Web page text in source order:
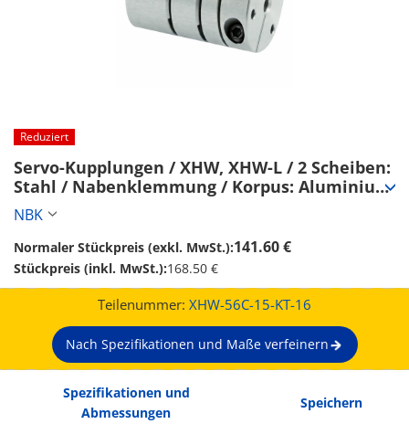
Reduziert
Servo-Kupplungen / XHW, XHW-L / 2 Scheiben:
Stahl / Nabenklemmung / Korpus: Aluminium
(XHW-56C-15-KT-16)
NBK
Normaler Stückpreis (exkl. MwSt.):141.60 €
Stückpreis (inkl. MwSt.):168.50 €
Teilenummer: XHW-56C-15-KT-16
Nach Spezifikationen und Maße verfeinern
Spezifikationen und
Abmessungen
Speichern